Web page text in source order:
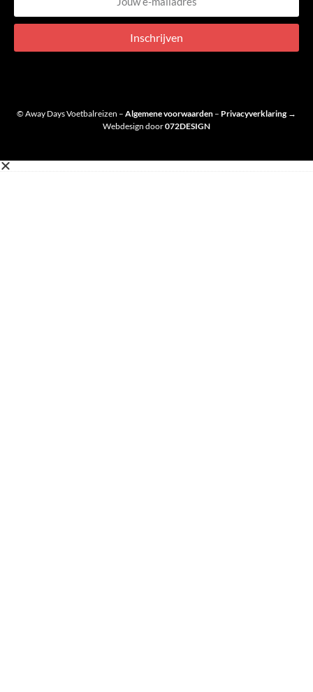
Inschrijven
© Away Days Voetbalreizen – Algemene voorwaarden – Privacyverklaring →
Webdesign door072DESIGN